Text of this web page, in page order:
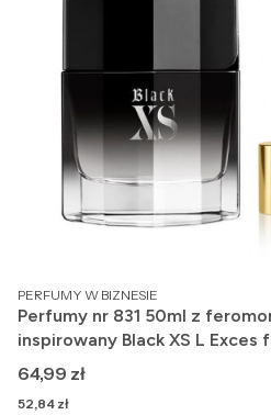
PRODUCENT
PERFUMY W BIZNESIE
Perfumy nr 831 50ml z
inspirowany Black XS L Exces
Cena
64,99 zł
Cena
52,84 zł